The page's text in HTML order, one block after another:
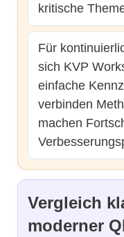
kritische
Für
sich KVP
einfache
verbinden
machen
Vergleich
moderner